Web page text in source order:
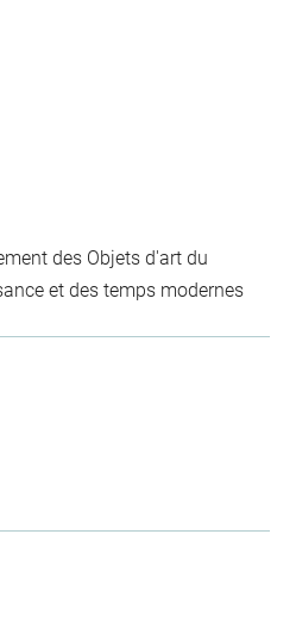
des Objets d'art du
et des temps modernes